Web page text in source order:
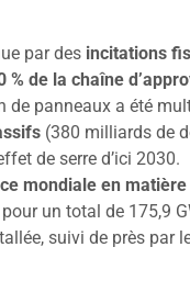
par des incitations
% de la chaîne
panneaux a été
(380 milliards de
de serre d’ici 2030.
mondiale en
un total de 175,9
suivi de près par